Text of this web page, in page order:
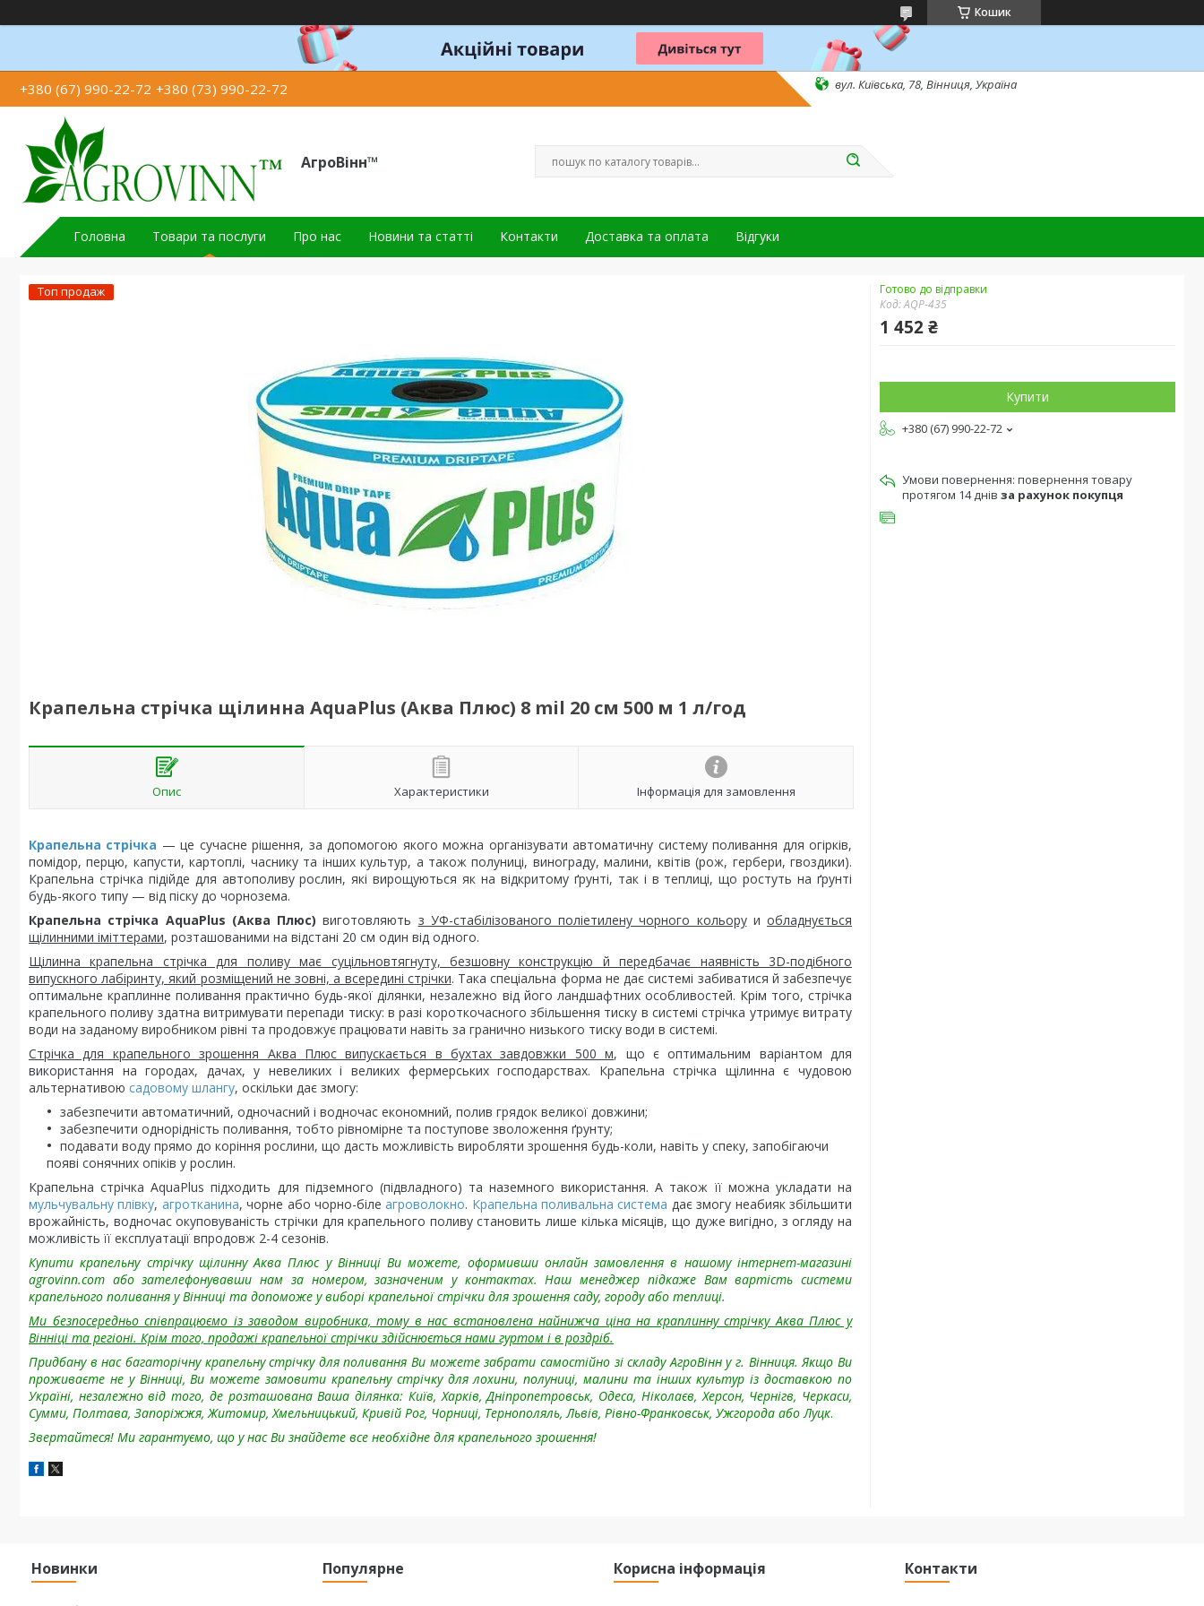
Кошик
+380 (67) 990-22-72 +380 (73) 990-22-72 вул. Київська, 78, Вінниця, Україна
АгроВінн™
Головна Товари та послуги Про нас Новини та статті Контакти Доставка та оплата Відгуки
Топ продаж
Крапельна стрічка щілинна AquaPlus (Аква Плюс) 8 mil 20 см 500 м 1 л/год
Опис Характеристики Інформація для замовлення
Крапельна стрічка — це сучасне рішення, за допомогою якого можна організувати автоматичну систему поливання для огірків,
помідор, перцю, капусти, картоплі, часнику та інших культур, а також полуниці, винограду, малини, квітів (рож, гербери, гвоздики).
Крапельна стрічка підійде для автополиву рослин, які вирощуються як на відкритому ґрунті, так і в теплиці, що ростуть на ґрунті
будь-якого типу — від піску до чорнозема.
Крапельна стрічка AquaPlus (Аква Плюс) виготовляють з УФ-стабілізованого поліетилену чорного кольоруи обладнується
щілинними іміттерами, розташованими на відстані 20 см один від одного.
Щілинна крапельна стрічка для поливу має суцільновтягнуту, безшовну конструкцію й передбачає наявність 3D-подібного
випускного лабіринту, який розміщений не зовні, а всередині стрічки. Така спеціальна форма не дає системі забиватися й забезпечує
оптимальне краплинне поливання практично будь-якої ділянки, незалежно від його ландшафтних особливостей. Крім того, стрічка
крапельного поливу здатна витримувати перепади тиску: в разі короткочасного збільшення тиску в системі стрічка утримує витрату
води на заданому виробником рівні та продовжує працювати навіть за гранично низького тиску води в системі.
Стрічка для крапельного зрошення Аква Плюс випускається в бухтах завдовжки 500 м, що є оптимальним варіантом для
використання на городах, дачах, у невеликих і великих фермерських господарствах. Крапельна стрічка щілинна є чудовою
альтернативою садовому шлангу, оскільки дає змогу:
забезпечити автоматичний, одночасний і водночас економний, полив грядок великої довжини;
забезпечити однорідність поливання, тобто рівномірне та поступове зволоження ґрунту;
подавати воду прямо до коріння рослини, що дасть можливість виробляти зрошення будь-коли, навіть у спеку, запобігаючи
появі сонячних опіків у рослин.
Крапельна стрічка AquaPlus підходить для підземного (підвладного) та наземного використання. А також її можна укладати на
мульчувальну плівку, агротканина, чорне або чорно-білеагроволокно. Крапельна поливальна система дає змогу неабияк збільшити
врожайність, водночас окуповуваність стрічки для крапельного поливу становить лише кілька місяців, що дуже вигідно, з огляду на
можливість її експлуатації впродовж 2-4 сезонів.
Купити крапельну стрічку щілинну Аква Плюс у Вінниці Ви можете, оформивши онлайн замовлення в нашому інтернет-магазині
agrovinn.com або зателефонувавши нам за номером, зазначеним у контактах. Наш менеджер підкаже Вам вартість системи
крапельного поливання у Вінниці та допоможе у виборі крапельної стрічки для зрошення саду, городу або теплиці.
Ми безпосередньо співпрацюємо із заводом виробника, тому в нас встановлена найнижча ціна на краплинну стрічку Аква Плюс у
Вінніці та регіоні. Крім того, продажі крапельної стрічки здійснюється нами гуртом і в роздріб.
Придбану в нас багаторічну крапельну стрічку для поливання Ви можете забрати самостійно зі складу АгроВінн у г. Вінниця. Якщо Ви
проживаєте не у Вінниці, Ви можете замовити крапельну стрічку для лохини, полуниці, малини та інших культур із доставкою по
Україні, незалежно від того, де розташована Ваша ділянка: Київ, Харків, Дніпропетровськ, Одеса, Ніколаєв, Херсон, Чернігв, Черкаси,
Сумми, Полтава, Запоріжжя, Житомир, Хмельницький, Кривій Рог, Чорниці, Тернополяль, Львів, Рівно-Франковськ, Ужгорода або Луцк.
Звертайтеся! Ми гарантуємо, що у нас Ви знайдете все необхідне для крапельного зрошення!
Готово до відправки
Код:AQP-435
1 452 ₴
Купити
+380 (67) 990-22-72
повернення товару
протягом 14 днів за рахунок покупця
Новинки Популярне Корисна інформація Контакти